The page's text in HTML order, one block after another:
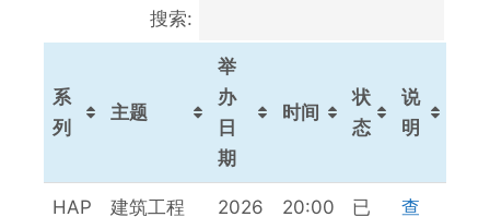
搜索:
系
列
主题
举
办
日
期
时间
状
态
说
明
系
主题
举
时间
状
说
HAP
建筑工程
2026
20:00
已
查